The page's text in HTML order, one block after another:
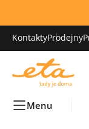
KontaktyProdejny
Menu